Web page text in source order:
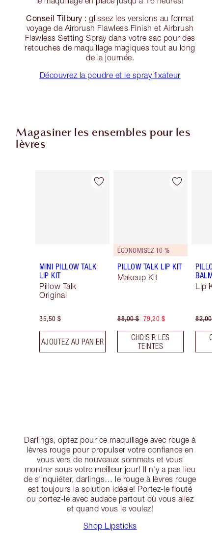
Conseil Tilbury : glissez les versions au format
voyage de Airbrush Flawless Finish et Airbrush
Flawless Setting Spray dans votre sac pour des
retouches de maquillage magiques tout au long
de la journée.
Découvrez la poudre et le spray fixateur
Magasiner les ensembles pour les
lèvres
Article 1 sur 48
MINI PILLOW TALK
LIP KIT
Pillow Talk
Original
35,50 $
AJOUTEZ AU PANIER
Article 2 sur 48
ÉCONOMISEZ 10 %
PILLOW TALK LIP KIT
Makeup Kit
88,00 $ 79,20 $
CHOISIR LES
TEINTES
BALM
Lip Kit
82,00 $
Darlings, optez pour ce maquillage avec rouge à
lèvres rouge pour propulser votre confiance en
vous vers de nouveaux sommets et vous
montrer sous votre meilleur jour! Il n'y a pas lieu
de s'inquiéter, darlings… le rouge à lèvres rouge
est toujours la solution idéale! Portez-le flouté
ou portez-le avec audace partout où vous allez
et quand vous le voulez!
Shop Lipsticks